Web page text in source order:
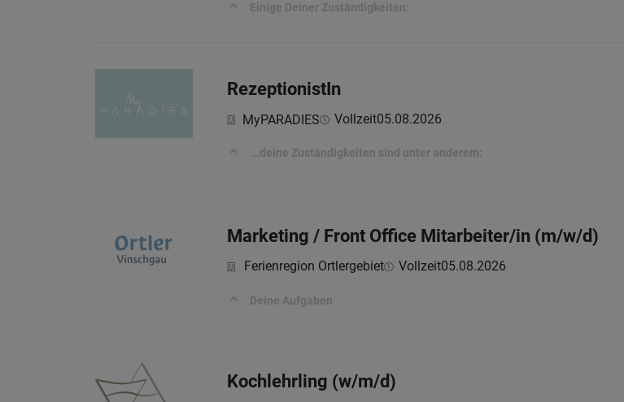
Einige Deiner Zuständigkeiten:
RezeptionistIn
MyPARADIES Vollzeit05.08.2026
...deine Zuständigkeiten sind unter anderem:
Marketing / Front Office Mitarbeiter/in (m/w/d)
Ferienregion Ortlergebiet Vollzeit05.08.2026
Deine Aufgaben
Kochlehrling (w/m/d)